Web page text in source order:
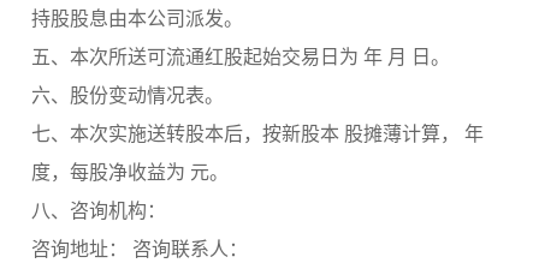
持股股息由本公司派发。
五、本次所送可流通红股起始交易日为 年 月 日。
六、股份变动情况表。
七、本次实施送转股本后，按新股本 股摊薄计算， 年
度，每股净收益为 元。
八、咨询机构：
咨询地址： 咨询联系人：